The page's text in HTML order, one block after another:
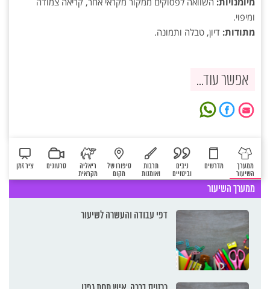
ומיפוי.
מתודות: דיון, טבלה ותמונה.
אפשר עוד...
ממערך
השיעור
מדרשים
ניבים
וביטויים
תרבות
ואומנות
סיפורו של
מקום
ריאליה
מקראית
סרטונים ציר זמן
ממערך השיעור
דפי עבודה והעשרה לשיעור